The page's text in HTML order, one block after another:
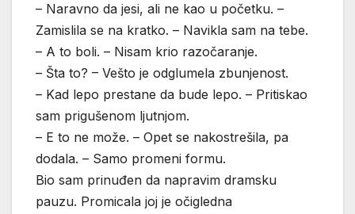
– Naravno da jesi, ali ne kao u početku. –
Zamislila se na kratko. – Navikla sam na tebe.
– A to boli. – Nisam krio razočaranje.
– Šta to? – Vešto je odglumela zbunjenost.
– Kad lepo prestane da bude lepo. – Pritiskao
sam prigušenom ljutnjom.
– E to ne može. – Opet se nakostrešila, pa
dodala. – Samo promeni formu.
Bio sam prinuđen da napravim dramsku
pauzu. Promicala joj je očigledna